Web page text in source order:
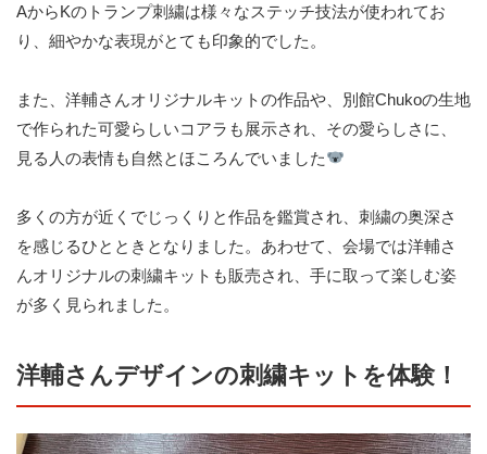
AからKのトランプ刺繍は様々なステッチ技法が使われてお
り、細やかな表現がとても印象的でした。
また、洋輔さんオリジナルキットの作品や、別館Chukoの生地
で作られた可愛らしいコアラも展示され、その愛らしさに、
見る人の表情も自然とほころんでいました
多くの方が近くでじっくりと作品を鑑賞され、刺繍の奥深さ
を感じるひとときとなりました。あわせて、会場では洋輔さ
んオリジナルの刺繍キットも販売され、手に取って楽しむ姿
が多く見られました。
洋輔さんデザインの刺繍キットを体験！